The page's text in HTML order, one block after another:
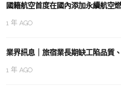
國籍航空首度在國內添加永續航空
1 年 AGO
業界訊息｜旅宿業長期缺工陷品質
1 年 AGO